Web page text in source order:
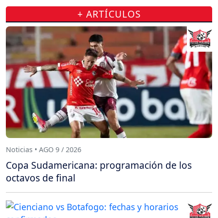
+ ARTÍCULOS
Noticias • AGO 9 / 2026
Copa Sudamericana: programación de los
octavos de final